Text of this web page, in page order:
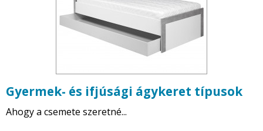
Gyermek- és ifjúsági ágykeret típusok
Ahogy a csemete szeretné...